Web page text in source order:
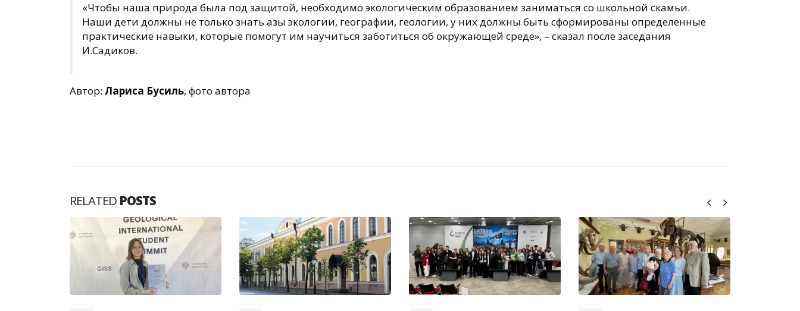
«Чтобы наша природа была под защитой, необходимо экологическим образованием заниматься со школьной скамьи.
Наши дети должны не только знать азы экологии, географии, геологии, у них должны быть сформированы определенные
практические навыки, которые помогут им научиться заботиться об окружающей среде», – сказал после заседания
И.Садиков.
Автор: Лариса Бусиль, фото автора
RELATED POSTS